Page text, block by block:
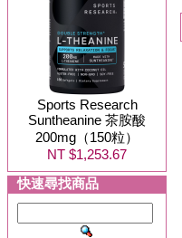
Sports Research
Suntheanine 茶胺酸
200mg（150粒）
NT $1,253.67
快速尋找商品